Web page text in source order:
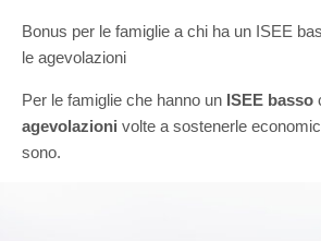
Bonus per le famiglie a chi ha un ISEE
le agevolazioni
Per le famiglie che hanno un ISEE basso
agevolazioni volte a sostenerle
sono.